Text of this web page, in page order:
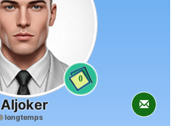
0
Aljoker
longtemps